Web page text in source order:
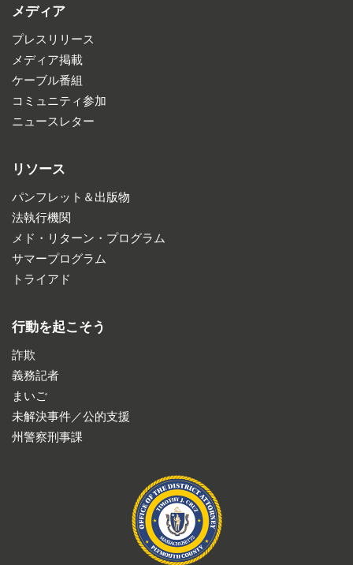
メディア
プレスリリース
メディア掲載
ケーブル番組
コミュニティ参加
ニュースレター
リソース
パンフレット＆出版物
法執行機関
メド・リターン・プログラム
サマープログラム
トライアド
行動を起こそう
詐欺
義務記者
まいご
未解決事件／公的支援
州警察刑事課